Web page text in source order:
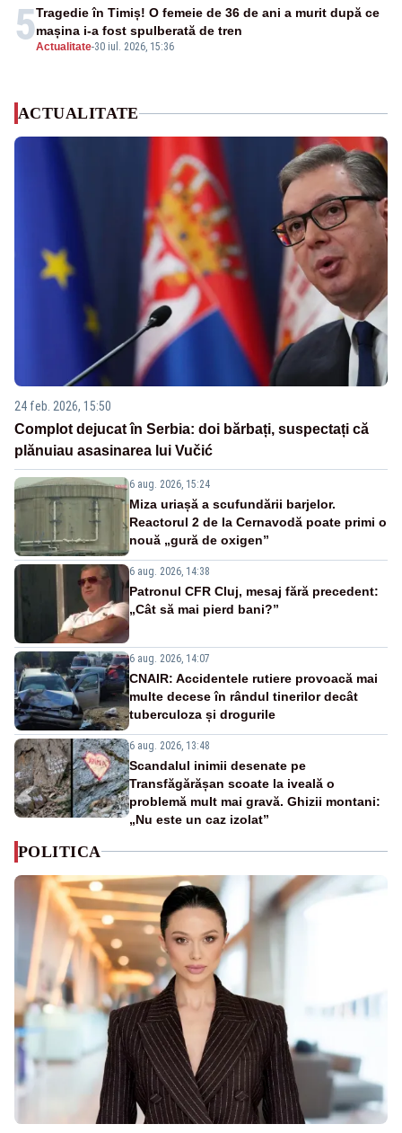
5Actualitate-30 iul. 2026, 15:36
Tragedie în Timiș! O femeie de 36 de ani a murit după ce
mașina i-a fost spulberată de tren
ACTUALITATE
24 feb. 2026, 15:50
Complot dejucat în Serbia: doi bărbați, suspectați că
plănuiau asasinarea lui Vučić
6 aug. 2026, 15:24
Miza uriașă a scufundării barjelor.
Reactorul 2 de la Cernavodă poate primi o
nouă „gură de oxigen”
6 aug. 2026, 14:38
Patronul CFR Cluj, mesaj fără precedent:
„Cât să mai pierd bani?”
6 aug. 2026, 14:07
CNAIR: Accidentele rutiere provoacă mai
multe decese în rândul tinerilor decât
tuberculoza și drogurile
6 aug. 2026, 13:48
Scandalul inimii desenate pe
Transfăgărășan scoate la iveală o
problemă mult mai gravă. Ghizii montani:
„Nu este un caz izolat”
POLITICA